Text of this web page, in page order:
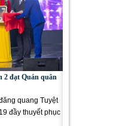
2 đạt Quán quân
quang Tuyệt
đầy thuyết phục